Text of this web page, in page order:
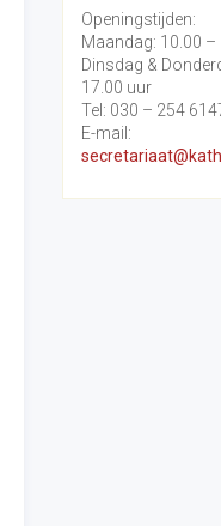
Openingstijden:
Maandag: 10.00 –
Dinsdag &
17.00 uur
Tel: 030 – 254
E-mail: